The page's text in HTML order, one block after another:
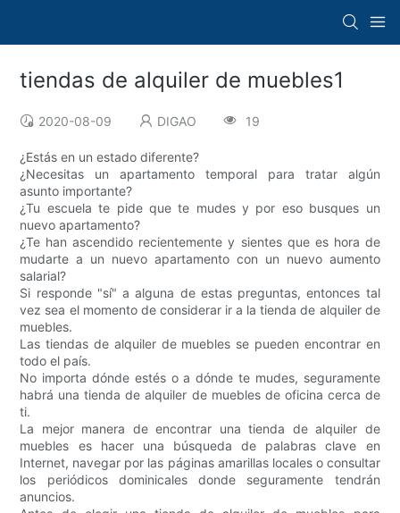
tiendas de alquiler de muebles1
2020-08-09 DIGAO 19
¿Estás en un estado diferente?
¿Necesitas un apartamento temporal para tratar algún
asunto importante?
¿Tu escuela te pide que te mudes y por eso busques un
nuevo apartamento?
¿Te han ascendido recientemente y sientes que es hora de
mudarte a un nuevo apartamento con un nuevo aumento
salarial?
Si responde "sí" a alguna de estas preguntas, entonces tal
vez sea el momento de considerar ir a la tienda de alquiler de
muebles.
Las tiendas de alquiler de muebles se pueden encontrar en
todo el país.
No importa dónde estés o a dónde te mudes, seguramente
habrá una tienda de alquiler de muebles de oficina cerca de
ti.
La mejor manera de encontrar una tienda de alquiler de
muebles es hacer una búsqueda de palabras clave en
Internet, navegar por las páginas amarillas locales o consultar
los periódicos dominicales donde seguramente tendrán
anuncios.